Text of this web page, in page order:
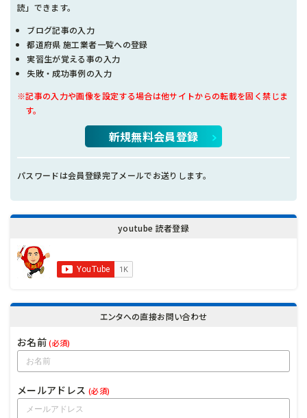
読」できます。
ブログ記事の入力
都道府県 施工業者一覧への登録
実習生が覚える事の入力
失敗・成功事例の入力
※記事の入力や画像を設定する場合は他サイトからの転載を固く禁じま
す。
新規無料会員登録
パスワードは会員登録完了メールでお送りします。
youtube 読者登録
エンタへの直接お問い合わせ
お名前(必須)
メールアドレス (必須)